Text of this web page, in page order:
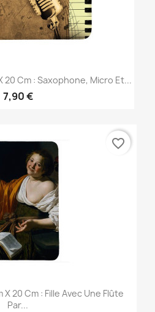
20 Cm : Saxophone, Micro Et...
7,90 €
X 20 Cm : Fille Avec Une Flûte
Par...
favorite_border